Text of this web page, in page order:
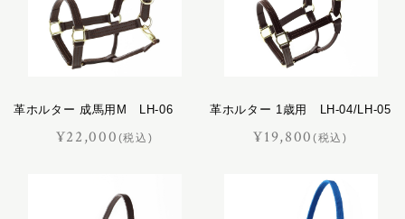
革ホルター 成馬用M LH-06
¥22,000 (税込)
革ホルター 1歳用 LH-04/LH-05
¥19,800(税込)